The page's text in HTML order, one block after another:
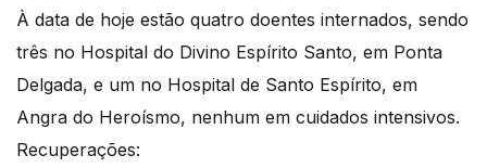
À data de hoje estão quatro doentes internados, sendo
três no Hospital do Divino Espírito Santo, em Ponta
Delgada, e um no Hospital de Santo Espírito, em
Angra do Heroísmo, nenhum em cuidados intensivos.
Recuperações: